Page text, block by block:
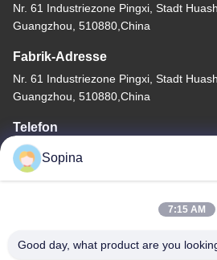
Nr. 61 Industriezone Pingxi, Stadt
Guangzhou, 510880,China
Fabrik-Adresse
Nr. 61 Industriezone Pingxi, Stadt
Guangzhou, 510880,China
Telefon
86-13539447986
Gute Qualität Chinas Hybrid-
Sopina
7:15 AM
Good day, what product are you